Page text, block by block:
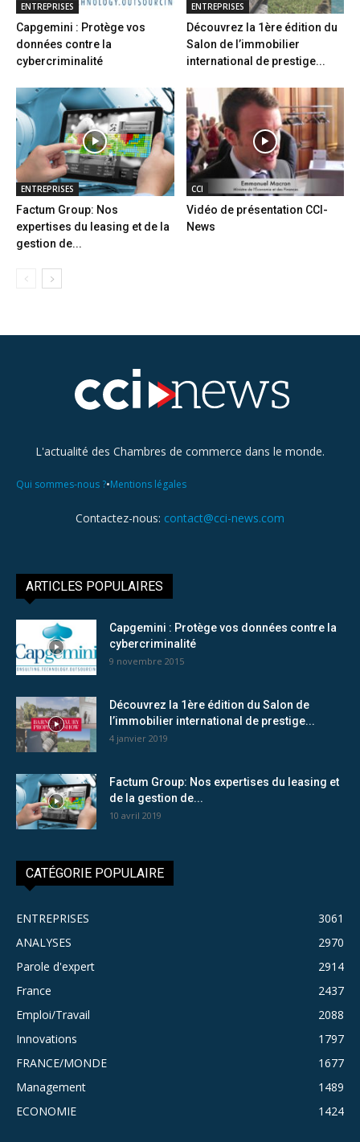
ENTREPRISES
Capgemini : Protège vos
données contre la
cybercriminalité
ENTREPRISES
Découvrez la 1ère édition du
Salon de l’immobilier
international de prestige...
ENTREPRISES
Factum Group: Nos
expertises du leasing et de la
gestion de...
CCI
Vidéo de présentation CCI-
News
L'actualité des Chambres de commerce dans le monde.
Qui sommes-nous ?•Mentions légales
Contactez-nous: contact@cci-news.com
ARTICLES POPULAIRES
Capgemini : Protège vos données contre la
cybercriminalité
9 novembre 2015
Découvrez la 1ère édition du Salon de
l’immobilier international de prestige...
4 janvier 2019
Factum Group: Nos expertises du leasing et
de la gestion de...
10 avril 2019
CATÉGORIE POPULAIRE
ENTREPRISES
3061
ANALYSES
2970
Parole d'expert
2914
France
2437
Emploi/Travail
2088
Innovations
1797
FRANCE/MONDE
1677
Management
1489
ECONOMIE
1424